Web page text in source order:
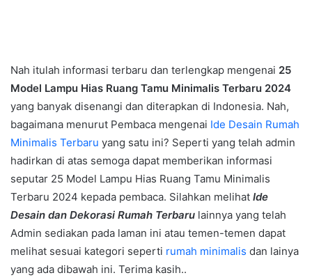
Nah itulah informasi terbaru dan terlengkap mengenai 25
Model Lampu Hias Ruang Tamu Minimalis Terbaru 2024
yang banyak disenangi dan diterapkan di Indonesia. Nah,
bagaimana menurut Pembaca mengenai Ide Desain Rumah
Minimalis Terbaru yang satu ini? Seperti yang telah admin
hadirkan di atas semoga dapat memberikan informasi
seputar 25 Model Lampu Hias Ruang Tamu Minimalis
Terbaru 2024 kepada pembaca. Silahkan melihat Ide
Desain dan Dekorasi Rumah Terbaru lainnya yang telah
Admin sediakan pada laman ini atau temen-temen dapat
melihat sesuai kategori seperti rumah minimalis dan lainya
yang ada dibawah ini. Terima kasih..